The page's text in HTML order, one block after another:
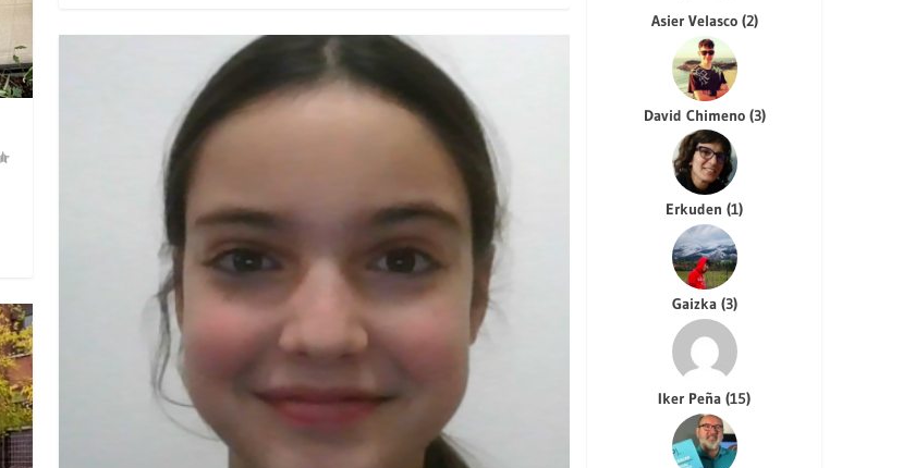
Asier Velasco (2)
David Chimeno (3)
Erkuden(1)
Gaizka (3)
Iker Peña(15)